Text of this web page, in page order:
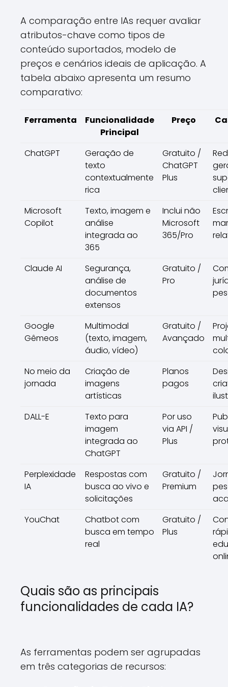
A comparação entre IAs requer avaliar
atributos-chave como tipos de
conteúdo suportados, modelo de
preços e cenários ideais de aplicação. A
tabela abaixo apresenta um resumo
comparativo:
Ferramenta
Funcionalidade
Principal
Preço
ChatGPT
Geração de
texto
contextualmente
rica
Gratuito /
ChatGPT
Plus
Microsoft
Copilot
Texto, imagem e
análise
integrada ao
365
Inclui não
Microsoft
365/Pro
Claude AI
Segurança,
análise de
documentos
extensos
Gratuito /
Pro
Google
Gêmeos
Multimodal
(texto, imagem,
áudio, vídeo)
Gratuito /
Avançado
No meio da
jornada
Criação de
imagens
artísticas
Planos
pagos
DALL-E
Texto para
imagem
integrada ao
ChatGPT
Por uso
via API /
Plus
Perplexidade
IA
Respostas com
busca ao vivo e
solicitações
Gratuito /
Premium
YouChat
Chatbot com
busca em tempo
real
Gratuito /
Plus
Quais são as principais
funcionalidades de cada IA?
As ferramentas podem ser agrupadas
em três categorias de recursos: